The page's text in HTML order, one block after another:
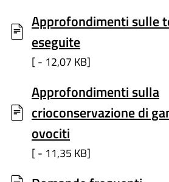
Approfondimenti sulle
eseguite
[ - 12,07 KB]
Approfondimenti sulla
crioconservazione di
ovociti
[ - 11,35 KB]